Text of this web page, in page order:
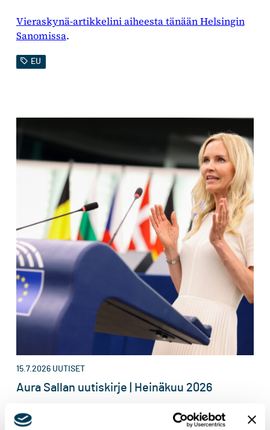
Vieraskynä-artikkelini aiheesta tänään Helsingin
Sanomissa.
EU
15.7.2026 UUTISET
Aura Sallan uutiskirje | Heinäkuu 2026